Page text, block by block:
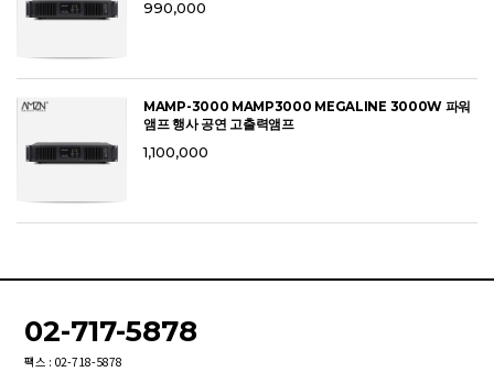
990,000
MAMP-3000 MAMP3000 MEGALINE 3000W 파워
앰프 행사 공연 고출력앰프
1,100,000
02-717-5878
팩스 : 02-718-5878